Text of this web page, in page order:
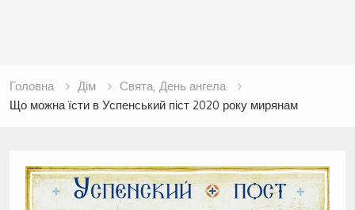
Головна Дім
Свята, День ангела
Що можна їсти в Успенський піст 2020 року мирянам